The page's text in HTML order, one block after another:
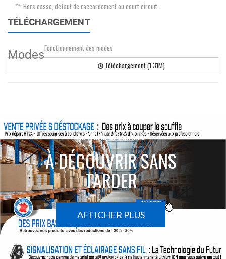
**: Hors casse, défaut de raccordement ou court circuit.
TÉLÉCHARGEMENT
ModesFonctionnement des modes
Téléchargement (1.31M)
ACTIONS SPÉCIALES
À DÉCOUVRIR SANS
TARDER
AFFICHER PLUS